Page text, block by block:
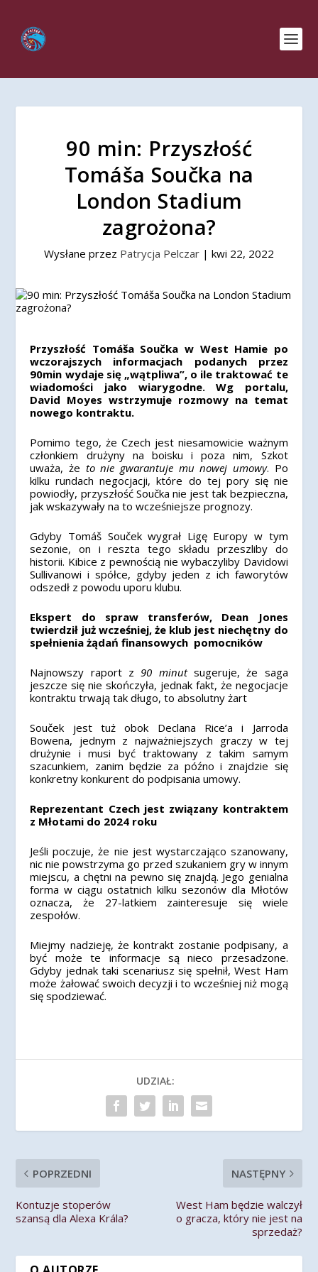
90 min: Przyszłość
Tomáša Součka na
London Stadium
zagrożona?
Wysłane przez Patrycja Pelczar | kwi 22, 2022
Przyszłość Tomáša Součka w West Hamie po
wczorajszych informacjach podanych przez
90min wydaje się „wątpliwa”, o ile traktować te
wiadomości jako wiarygodne. Wg portalu,
David Moyes wstrzymuje rozmowy na temat
nowego kontraktu.
Pomimo tego, że Czech jest niesamowicie ważnym
członkiem drużyny na boisku i poza nim, Szkot
uważa, że to nie gwarantuje mu nowej umowy. Po
kilku rundach negocjacji, które do tej pory się nie
powiodły, przyszłość Součka nie jest tak bezpieczna,
jak wskazywały na to wcześniejsze prognozy.
Gdyby Tomáš Souček wygrał Ligę Europy w tym
sezonie, on i reszta tego składu przeszliby do
historii. Kibice z pewnością nie wybaczyliby Davidowi
Sullivanowi i spółce, gdyby jeden z ich faworytów
odszedł z powodu uporu klubu.
Ekspert do spraw transferów, Dean Jones
twierdził już wcześniej, że klub jest niechętny do
spełnienia żądań finansowych pomocników
Najnowszy raport z90 minutsugeruje, że saga
jeszcze się nie skończyła, jednak fakt, że negocjacje
kontraktu trwają tak długo, to absolutny żart
Souček jest tuż obok Declana Rice’a i Jarroda
Bowena, jednym z najważniejszych graczy w tej
drużynie i musi być traktowany z takim samym
szacunkiem, zanim będzie za późno i znajdzie się
konkretny konkurent do podpisania umowy.
Reprezentant Czech jest związany kontraktem
z Młotami do 2024 roku
Jeśli poczuje, że nie jest wystarczająco szanowany,
nic nie powstrzyma go przed szukaniem gry w innym
miejscu, a chętni na pewno się znajdą. Jego genialna
forma w ciągu ostatnich kilku sezonów dla Młotów
oznacza, że ​​27-latkiem zainteresuje się wiele
zespołów.
Miejmy nadzieję, że kontrakt zostanie podpisany, a
być może te informacje są nieco przesadzone.
Gdyby jednak taki scenariusz się spełnił, West Ham
może żałować swoich decyzji i to wcześniej niż mogą
się spodziewać.
UDZIAŁ:
POPRZEDNI
Kontuzje stoperów
szansą dla Alexa Krála?
NASTĘPNY
West Ham będzie walczył
o gracza, który nie jest na
sprzedaż?